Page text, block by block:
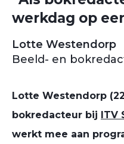
werkdag op
Lotte Westendorp
Beeld- en
Lotte Westendorp (22
bokredacteur bij
ITV
werkt mee aan